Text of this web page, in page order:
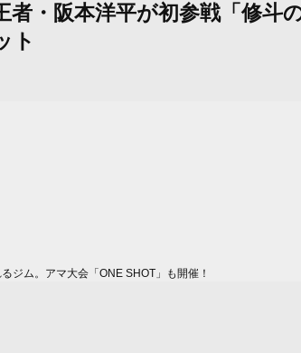
・阪本洋平が初参戦「修
ト
ジム。アマ大会「ONE SHOT」も開催！